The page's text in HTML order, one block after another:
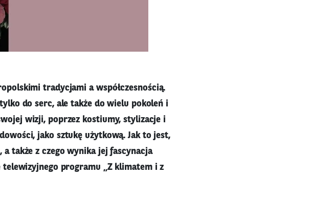
tradycjami a współczesnością.
do serc, ale także do wielu pokoleń i
wizji, poprzez kostiumy, stylizacje i
jako sztukę użytkową. Jak to jest,
także z czego wynika jej fascynacja
programu „Z klimatem i z